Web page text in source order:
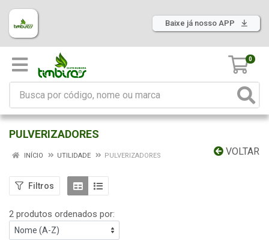
Baixe já nosso APP
0
PULVERIZADORES
VOLTAR
INÍCIO UTILIDADE PULVERIZADORES
Filtros
2 produtos ordenados por: